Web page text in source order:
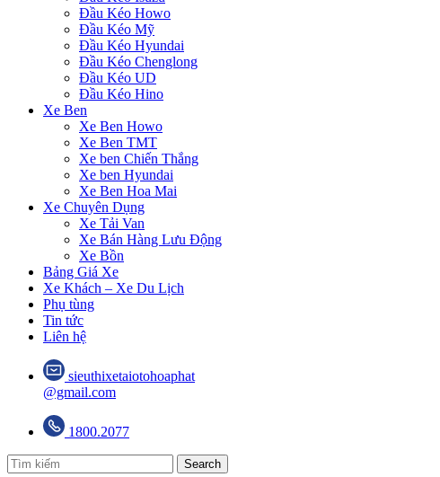
Đầu Kéo Howo
Đầu Kéo Mỹ
Đầu Kéo Hyundai
Đầu Kéo Chenglong
Đầu Kéo UD
Đầu Kéo Hino
Xe Ben
Xe Ben Howo
Xe Ben TMT
Xe ben Chiến Thắng
Xe ben Hyundai
Xe Ben Hoa Mai
Xe Chuyên Dụng
Xe Tải Van
Xe Bán Hàng Lưu Động
Xe Bồn
Bảng Giá Xe
Xe Khách – Xe Du Lịch
Phụ tùng
Tin tức
Liên hệ
sieuthixetaiotohoaphat
@gmail.com
1800.2077
Search